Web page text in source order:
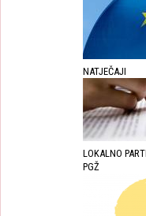
NATJEČAJI
LOKALNO
PGŽ